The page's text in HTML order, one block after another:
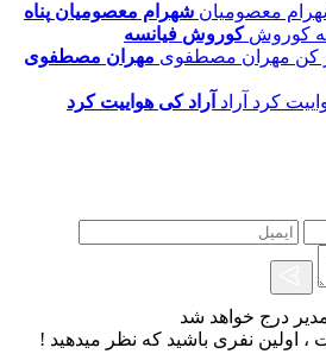
شهرام معصومیان پناه
کوروش فیانسه
مهران مصطفوی
آراد کی هواییت کرد
درج خواهد شد
اولین نفری باشید که نظر میدهید !